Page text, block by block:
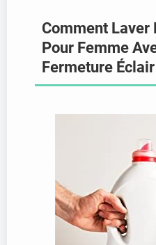
Comment Laver
Pour Femme
Fermeture Éclair